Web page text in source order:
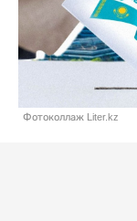
Фотоколлаж Liter.kz